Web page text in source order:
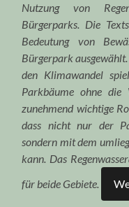
Nutzung von
Bürgerparks. Die
Bedeutung von
Bürgerpark
den Klimawandel
Parkbäume ohne die
zunehmend wichtige
dass nicht nur der
sondern mit dem
kann. Das
für beide Gebiete.